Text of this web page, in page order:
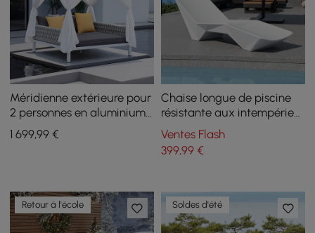
Méridienne extérieure pour
2 personnes en aluminium
blanc et corde tissée grise
avec rideaux à baldaquin
1 699,99 €
Chaise longue de piscine
résistante aux intempéries
pour l'extérieur
Ventes Flash
399,99€
Retour à l'école Soldes d'été